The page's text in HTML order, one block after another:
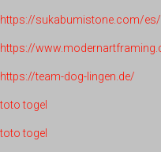
https://sukabumistone.com/es/
https://
https://team-dog-lingen.de/
toto togel
toto togel